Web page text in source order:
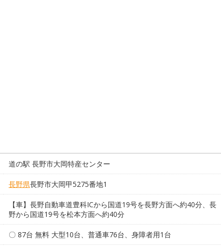
道の駅 長野市大岡特産センター
長野県長野市大岡甲5275番地1
【車】長野自動車道豊科ICから国道19号を長野方面へ約40分、長
野から国道19号を松本方面へ約40分
〇 87台 無料 大型10台、普通車76台、身障者用1台